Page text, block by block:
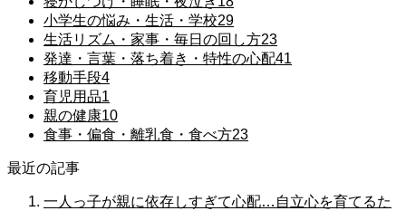
小学生の悩み・生活・学校29
生活リズム・家事・毎日の回し方23
発達・言葉・落ち着き・特性の心配41
移動手段4
育児用品1
親の健康10
食事・偏食・離乳食・食べ方23
最近の記事
一人っ子が親に依存しすぎて心配…自立心を育てるた